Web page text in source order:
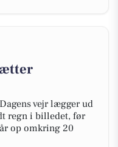
vejr lægger ud
regn i billedet, før
op omkring 20